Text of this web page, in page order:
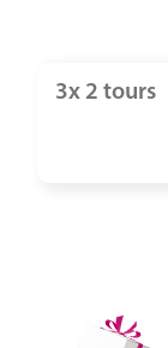
3x 2 tours